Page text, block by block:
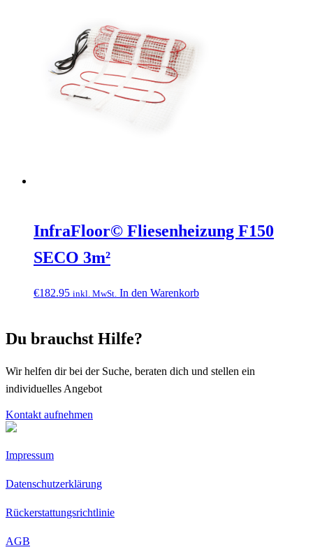
InfraFloor© Fliesenheizung F150
SECO 3m²
€182.95 inkl. MwSt. In den Warenkorb
Du brauchst Hilfe?
Wir helfen dir bei der Suche, beraten dich und stellen ein
individuelles Angebot
Kontakt aufnehmen
Impressum
Datenschutzerklärung
Rückerstattungsrichtlinie
AGB